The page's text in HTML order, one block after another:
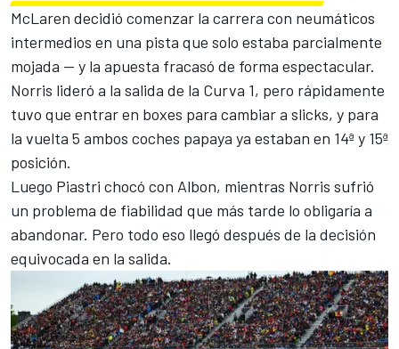
McLaren decidió comenzar la carrera con neumáticos
intermedios en una pista que solo estaba parcialmente
mojada — y la apuesta fracasó de forma espectacular.
Norris lideró a la salida de la Curva 1, pero rápidamente
tuvo que entrar en boxes para cambiar a slicks, y para
la vuelta 5 ambos coches papaya ya estaban en 14ª y 15ª
posición.
Luego Piastri chocó con Albon, mientras Norris sufrió
un problema de fiabilidad que más tarde lo obligaría a
abandonar. Pero todo eso llegó después de la decisión
equivocada en la salida.